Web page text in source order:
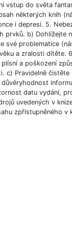
vstup do světa
některých knih
i depresi. 5.
prvků. b) Dohlížejte
své problematice
a zralosti dítěte.
a poškození
c) Pravidelně
datu vydání,
uvedených v
zpřístupněného v